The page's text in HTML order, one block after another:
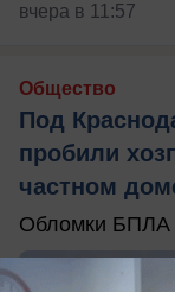
вчера в 11:57
Общество
Под
пробили
частном
Обломки БПЛА